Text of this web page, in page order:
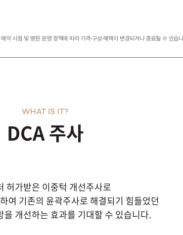
시점 및 병원 운영 정책에 따라 가격·구성·혜택이 변경되거나 종료될 수 있습
DCA 주사
WHAT IS IT?
허가받은 이중턱 개선주사로
여 기존의 윤곽주사로 해결되기 힘들었던
을 개선하는 효과를 기대할 수 있습니다.